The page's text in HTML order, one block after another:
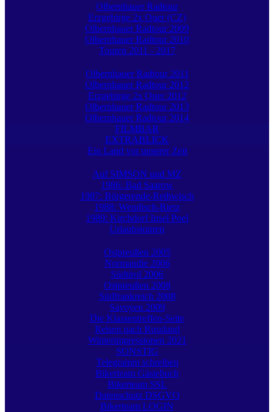
Olbernhauer Radtour
Erzgebirge 2x Quer (CZ)
Olbernhauer Radtour 2009
Olbernhauer Radtour 2010
Touren 2011 - 2017
Olbernhauer Radtour 2011
Olbernhauer Radtour 2012
Erzgebirge 2x Quer 2012
Olbernhauer Radtour 2013
Olbernhauer Radtour 2014
FILMBAR
EXTRABLICK
Ein Land vor unserer Zeit
Auf SIMSON und MZ
1986: Bad Saarow
1987: Börgerende-Rethwisch
1988: Wendisch-Rietz
1989: Kirchdorf Insel Poel
Urlaubstouren
Ostpreußen 2005
Normandie 2006
Südtirol 2006
Ostpreußen 2008
Südfrankreich 2008
Savoyen 2009
Die Klassentreffen-Seite
Reisen nach Russland
Winterimpressionen 2021
SONSTIG
Telegramm schreiben
Bikerteam Gästebuch
Bikerteam SSL
Datenschutz DSGVO
Bikerteam LOGIN